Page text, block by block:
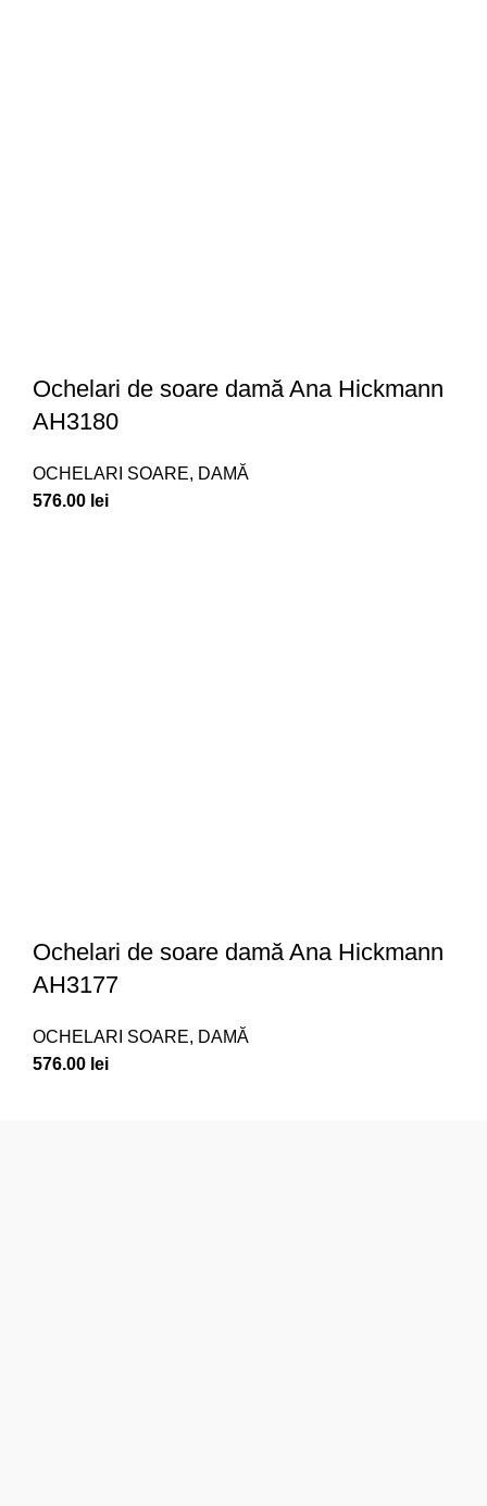
Ochelari de soare damă Ana Hickmann
AH3180
OCHELARI SOARE, DAMĂ
576.00 lei
Ochelari de soare damă Ana Hickmann
AH3177
OCHELARI SOARE, DAMĂ
576.00 lei